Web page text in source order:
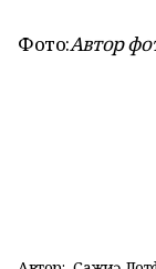
Фото:Автор